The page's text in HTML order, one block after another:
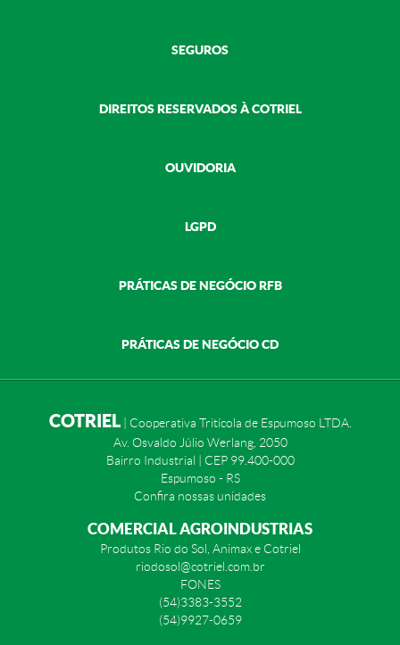
SEGUROS
DIREITOS RESERVADOS À COTRIEL
OUVIDORIA
LGPD
PRÁTICAS DE NEGÓCIO RFB
PRÁTICAS DE NEGÓCIO CD
COTRIEL| Cooperativa Tritícola de Espumoso LTDA.
Av. Osvaldo Júlio Werlang, 2050
Bairro Industrial | CEP 99.400-000
Espumoso - RS
Confira nossas unidades
COMERCIAL AGROINDUSTRIAS
Produtos Rio do Sol, Animax e Cotriel
riodosol@cotriel.com.br
FONES
(54)3383-3552
(54)9927-0659